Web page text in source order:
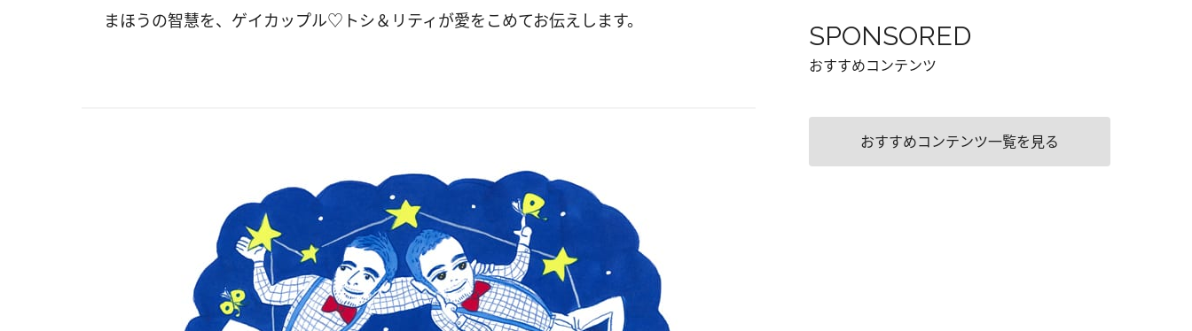
まほうの智慧を、ゲイカップル♡トシ＆リティが愛をこめてお伝えします。
SPONSORED
おすすめコンテンツ
おすすめコンテンツ一覧を見る